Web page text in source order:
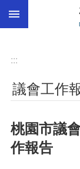
跳到主要內容區
計
決
算
:::
議會工作
桃園市議
作報告